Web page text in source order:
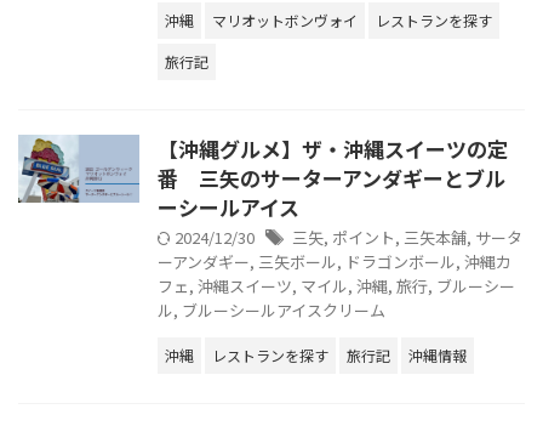
沖縄 マリオットボンヴォイ
レストランを探す
旅行記
【沖縄グルメ】ザ・沖縄スイーツの定
番 三矢のサーターアンダギーとブル
ーシールアイス
2024/12/30 三矢, ポイント, 三矢本舗, サータ
ーアンダギー, 三矢ボール, ドラゴンボール, 沖縄カ
フェ, 沖縄スイーツ, マイル, 沖縄, 旅行, ブルーシー
ル, ブルーシールアイスクリーム
沖縄 レストランを探す 旅行記 沖縄情報